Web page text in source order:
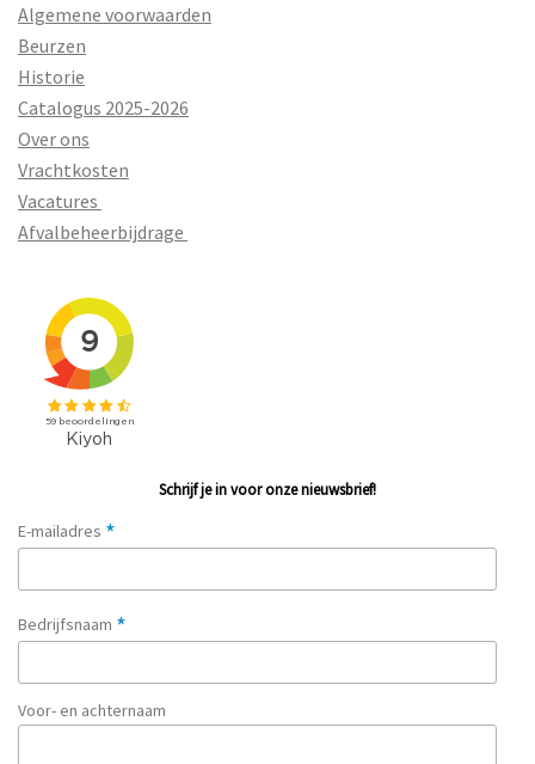
Algemene voorwaarden
Beurzen
Historie
Catalogus 2025-2026
Over ons
Vrachtkosten
Vacatures
Afvalbeheerbijdrage
Schrijf je in voor onze nieuwsbrief!
E-mailadres *
Bedrijfsnaam *
Voor- en achternaam